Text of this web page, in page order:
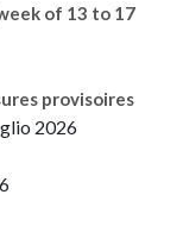
of 13 to 17
provisoires
2026